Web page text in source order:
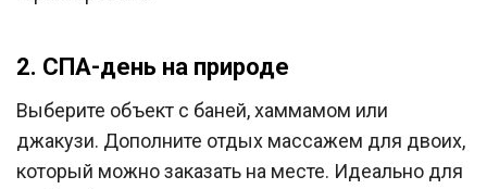
2. СПА-день на природе
Выберите объект с баней, хаммамом или
джакузи. Дополните отдых массажем для двоих,
который можно заказать на месте. Идеально для